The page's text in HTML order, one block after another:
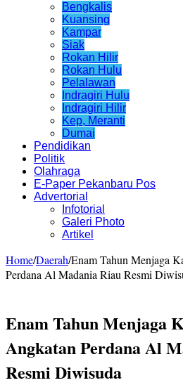
Bengkalis
Kuansing
Kampar
Siak
Rokan Hilir
Rokan Hulu
Pelalawan
Indragiri Hulu
Indragiri Hilir
Kep, Meranti
Dumai
Pendidikan
Politik
Olahraga
E-Paper Pekanbaru Pos
Advertorial
Infotorial
Galeri Photo
Artikel
Home/Daerah/Enam Tahun Menjaga
Perdana Al Madania Riau Resmi
Enam Tahun Menjaga
Angkatan Perdana Al
Resmi Diwisuda